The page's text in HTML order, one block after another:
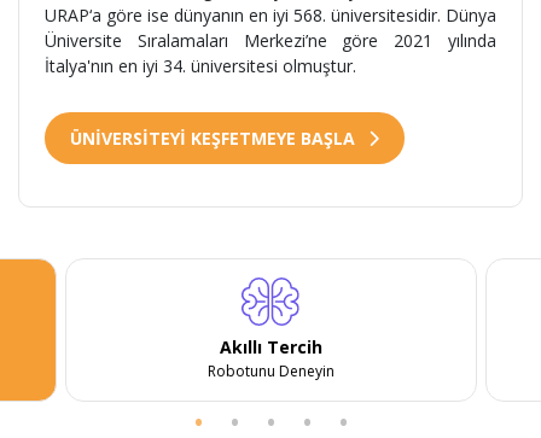
URAP‘a göre ise dünyanın en iyi 568. üniversitesidir. Dünya
Üniversite Sıralamaları Merkezi’ne göre 2021 yılında
İtalya'nın en iyi 34. üniversitesi olmuştur.
ÜNİVERSİTEYİ KEŞFETMEYE BAŞLA
Akıllı Tercih
Robotunu Deneyin